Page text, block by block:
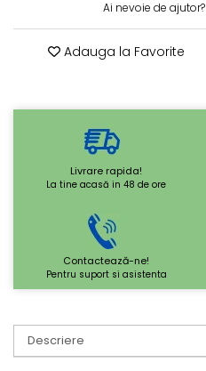
Ai nevoie de ajutor?
Adauga la Favorite
Livrare rapida!
La tine acasă in 48 de ore
Contactează-ne!
Pentru suport si asistenta
Descriere